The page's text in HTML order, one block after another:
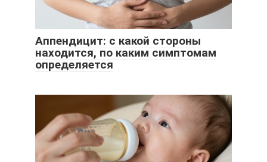
Аппендицит: с какой стороны
находится, по каким симптомам
определяется